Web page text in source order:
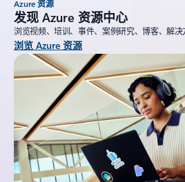
Azure 资源
发现 Azure 资源中心
浏览视频、培训、事件、案例研究、博客、解决
浏览 Azure 资源